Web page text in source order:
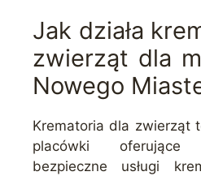
Jak działa
zwierząt dla
Nowego
Krematoria dla zwierząt
placówki
bezpieczne usługi